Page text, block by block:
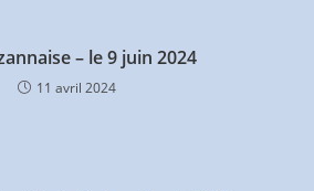
– le 9 juin 2024
11 avril 2024